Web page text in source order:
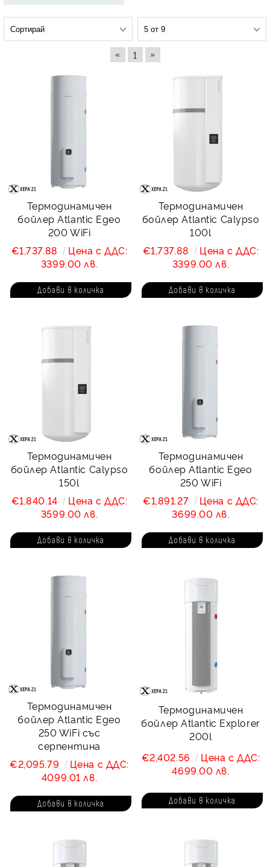
« 1 »
Термодинамичен
бойлер Atlantic Egeo
200 WiFi
€1,737.88
Цена с ДДС:
3399.00 лв.
Термодинамичен
бойлер Atlantic Calypso
100l
€1,737.88
Цена с ДДС:
3399.00 лв.
Термодинамичен
бойлер Atlantic Calypso
150l
€1,840.14
Цена с ДДС:
3599.00 лв.
Термодинамичен
бойлер Atlantic Egeo
250 WiFi
€1,891.27
Цена с ДДС:
3699.00 лв.
Термодинамичен
бойлер Atlantic Egeo
250 WiFi със
серпентина
€2,095.79
Цена с ДДС:
4099.01 лв.
Термодинамичен
бойлер Atlantic Explorer
200l
€2,402.56
Цена с ДДС:
4699.00 лв.